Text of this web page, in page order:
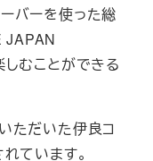
ーバーを使った総
JAPAN
しむことができる
ただいた伊良コ
ています。